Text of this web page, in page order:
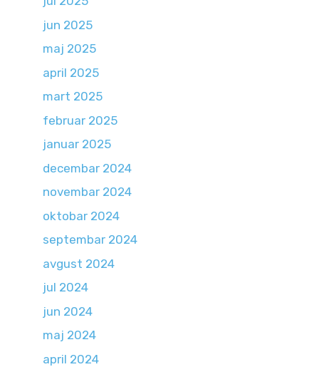
jun 2025
maj 2025
april 2025
mart 2025
februar 2025
januar 2025
decembar 2024
novembar 2024
oktobar 2024
septembar 2024
avgust 2024
jul 2024
jun 2024
maj 2024
april 2024